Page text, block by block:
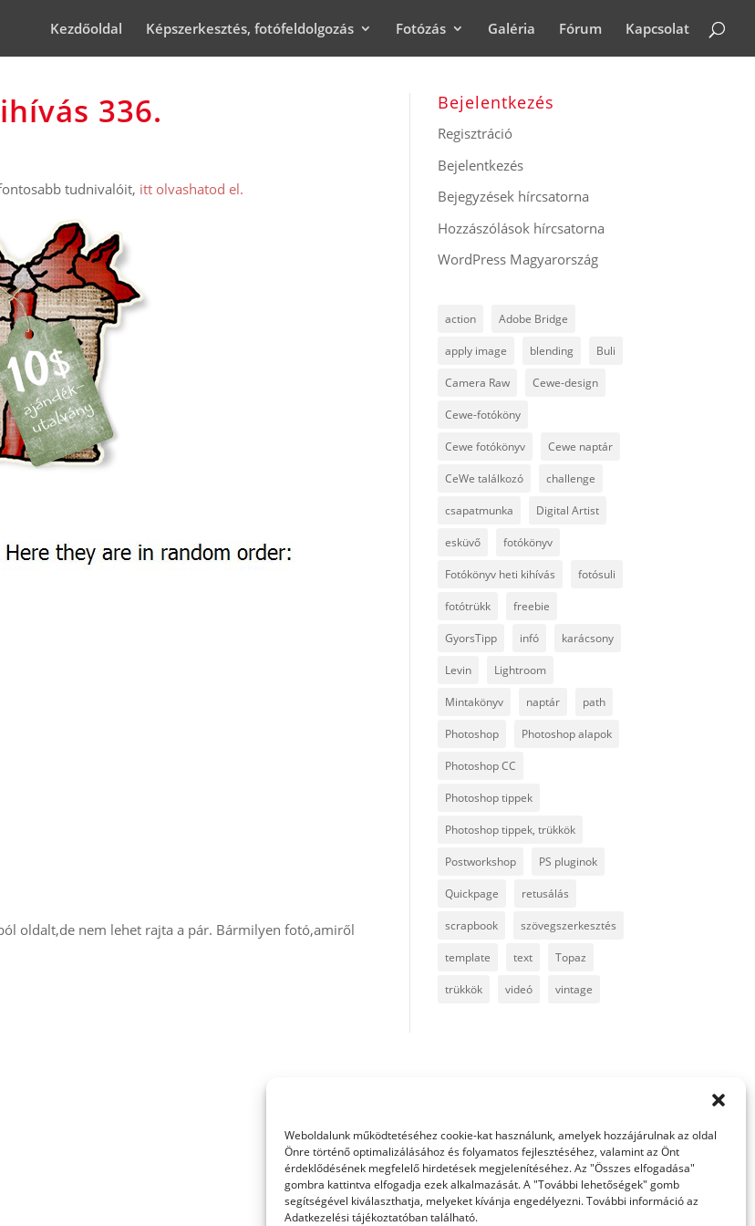
Weboldalunk működtetéséhez cookie-kat használunk, amelyek hozzájárulnak az oldal
Önre történő optimalizálásához és folyamatos fejlesztéséhez, valamint az Önt
érdeklődésének megfelelő hirdetések megjelenítéséhez. Az "Összes elfogadása"
gombra kattintva elfogadja ezek alkalmazását. A "További lehetőségek" gomb
segítségével kiválaszthatja, melyeket kívánja engedélyezni. További információ az
Adatkezelési tájékoztatóban található.
Kezdőoldal Képszerkesztés, fotófeldolgozás Fotózás Galéria Fórum Kapcsolat
336.
tudnivalóit, itt olvashatod el.
oldalt,de nem lehet rajta a pár. Bármilyen fotó,amiről
Bejelentkezés
Regisztráció
Bejelentkezés
Bejegyzések hírcsatorna
Hozzászólások hírcsatorna
WordPress Magyarország
action Adobe Bridge
apply image blending Buli
Camera Raw Cewe-design
Cewe-fotóköny
Cewe fotókönyv Cewe naptár
CeWe találkozó challenge
csapatmunka Digital Artist
esküvő fotókönyv
Fotókönyv heti kihívás fotósuli
fotótrükk freebie
GyorsTipp infó karácsony
Levin Lightroom
Mintakönyv naptár path
Photoshop Photoshop alapok
Photoshop CC
Photoshop tippek
Photoshop tippek, trükkök
Postworkshop PS pluginok
Quickpage retusálás
scrapbook szövegszerkesztés
template text Topaz
trükkök videó vintage